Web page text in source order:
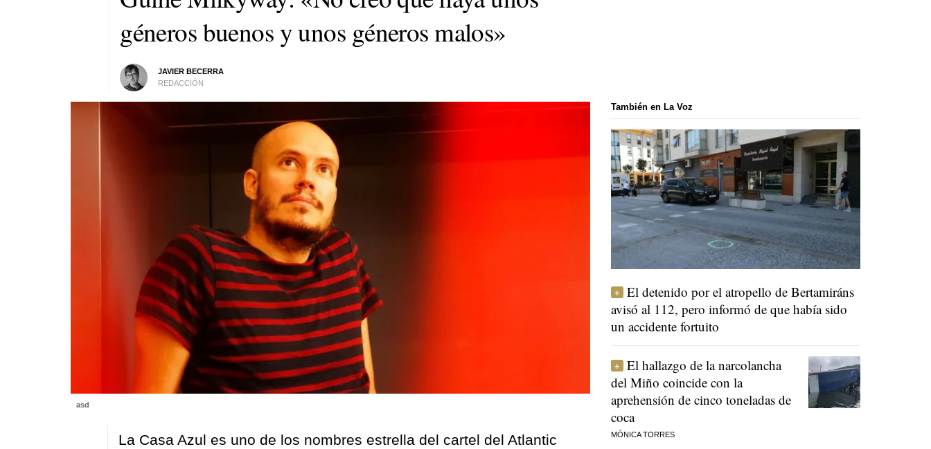
géneros buenos y unos géneros malos»
JAVIER BECERRA
REDACCIÓN
asd
La Casa Azul es uno de los nombres estrella del cartel del Atlantic
También en La Voz
El detenido por el atropello de Bertamiráns
avisó al 112, pero informó de que había sido
un accidente fortuito
El hallazgo de la narcolancha
del Miño coincide con la
aprehensión de cinco toneladas de
coca
MÓNICA TORRES